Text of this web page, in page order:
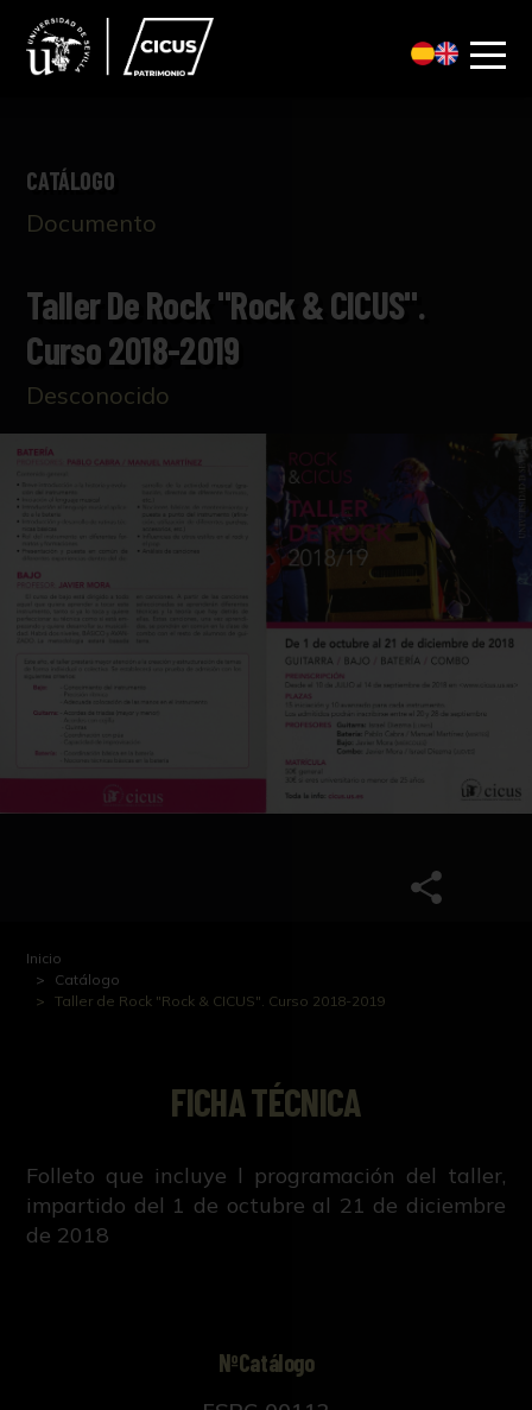
CATÁLOGO
Documento
Taller De Rock "Rock & CICUS".
Curso 2018-2019
Desconocido
Inicio
Catálogo
Taller de Rock "Rock & CICUS". Curso 2018-2019
FICHA TÉCNICA
Folleto que incluye l programación del taller,
impartido del 1 de octubre al 21 de diciembre
de 2018
NºCatálogo